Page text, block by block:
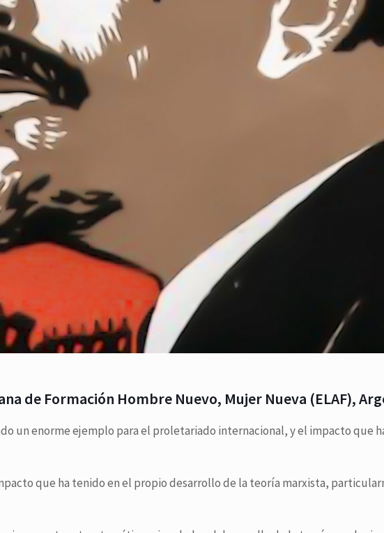
de Formación Hombre Nuevo, Mujer Nueva (ELAF),
un enorme ejemplo para el proletariado internacional, y el impacto que
que ha tenido en el propio desarrollo de la teoría marxista,